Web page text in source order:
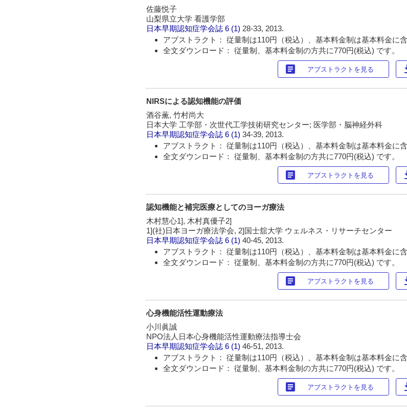
佐藤悦子
山梨県立大学 看護学部
日本早期認知症学会誌 6 (1) 28-33, 2013.
アブストラクト： 従量制は110円（税込）、基本料金制は基本料金に含
全文ダウンロード： 従量制、基本料金制の方共に770円(税込) です。
article アブストラクトを見る
NIRSによる認知機能の評価
酒谷薫, 竹村尚大
日本大学 工学部・次世代工学技術研究センター; 医学部・脳神経外科
日本早期認知症学会誌 6 (1)34-39, 2013.
アブストラクト： 従量制は110円（税込）、基本料金制は基本料金に含
全文ダウンロード： 従量制、基本料金制の方共に770円(税込) です。
article アブストラクトを見る
認知機能と補完医療としてのヨーガ療法
木村慧心1], 木村真優子2]
1](社)日本ヨーガ療法学会, 2]国士舘大学 ウェルネス・リサーチセンター
日本早期認知症学会誌 6 (1)40-45, 2013.
アブストラクト： 従量制は110円（税込）、基本料金制は基本料金に含
全文ダウンロード： 従量制、基本料金制の方共に770円(税込) です。
article アブストラクトを見る
心身機能活性運動療法
小川眞誠
NPO法人日本心身機能活性運動療法指導士会
日本早期認知症学会誌 6 (1)46-51, 2013.
アブストラクト： 従量制は110円（税込）、基本料金制は基本料金に含
全文ダウンロード： 従量制、基本料金制の方共に770円(税込) です。
article アブストラクトを見る